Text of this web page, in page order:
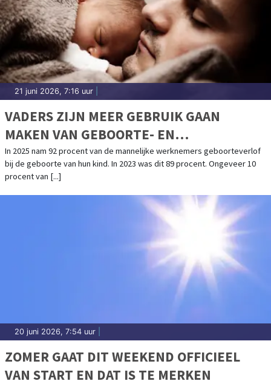
21 juni 2026, 7:16 uur
VADERS ZIJN MEER GEBRUIK GAAN
MAKEN VAN GEBOORTE- EN
OUDERSCHAPSVERLOF
In 2025 nam 92 procent van de mannelijke werknemers geboorteverlof
bij de geboorte van hun kind. In 2023 was dit 89 procent. Ongeveer 10
procent van [...]
20 juni 2026, 7:54 uur
ZOMER GAAT DIT WEEKEND OFFICIEEL
VAN START EN DAT IS TE MERKEN